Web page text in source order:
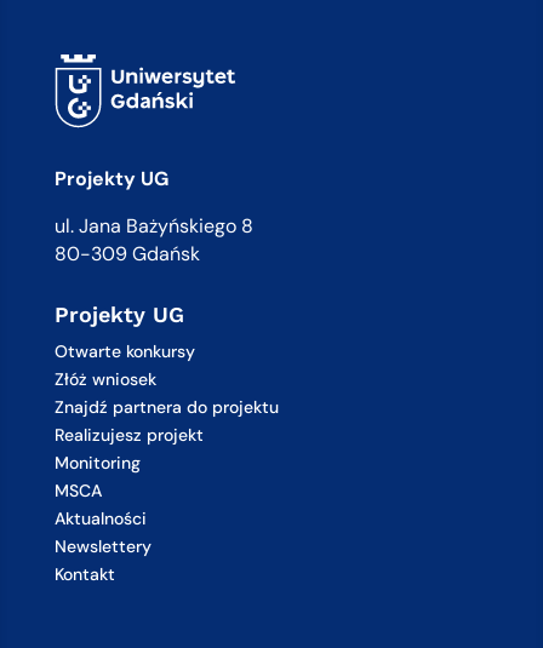
Projekty UG
ul. Jana Bażyńskiego 8
80-309 Gdańsk
Projekty UG
Otwarte konkursy
Złóż wniosek
Znajdź partnera do projektu
Realizujesz projekt
Monitoring
MSCA
Aktualności
Newslettery
Kontakt